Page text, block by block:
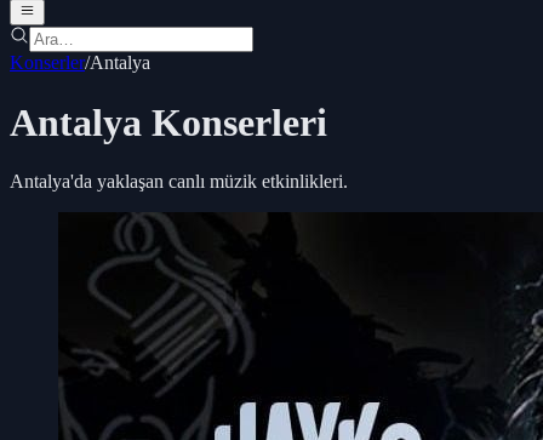
Konserler/Antalya
Antalya Konserleri
Antalya'da yaklaşan canlı müzik etkinlikleri.